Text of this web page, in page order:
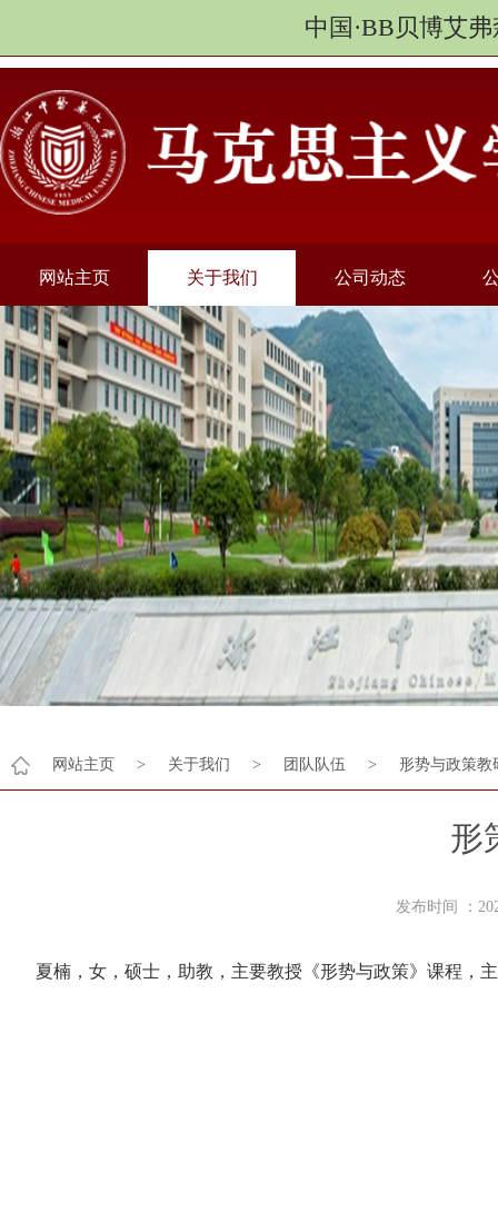
中国·BB贝博艾
网站主页 关于我们 公司动态
网站主页 > 关于我们 > 团队队伍 > 形势与政策教
形
发布时间 ：
夏楠，女，硕士，助教，主要教授《形势与政策》课程，